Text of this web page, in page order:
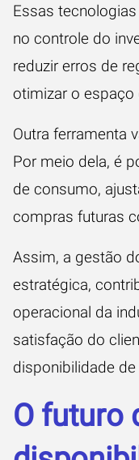
Essas
no controle do
reduzir erros de
otimizar o espaço
Outra ferramenta
Por meio dela, é
de consumo,
compras futuras
Assim, a gestão
estratégica,
operacional da
satisfação do
disponibilidade
O futuro